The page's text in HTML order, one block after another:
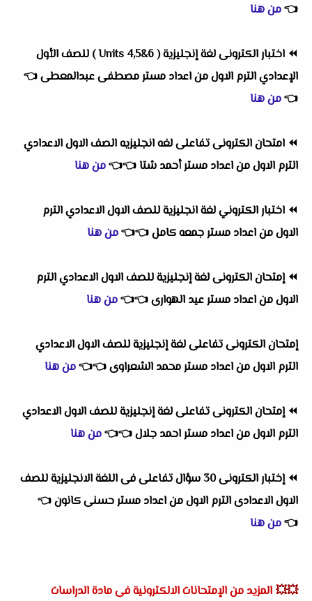
👈من هنا
⏪
اختبار الكترونى لغة إنجليزية ( Units 4,5&6 ) للصف الأول
الإعدادي الترم الاولمن اعداد مستر مصطفى عبدالمعطى👈
👈من هنا
⏪ امتحان الكترونى تفاعلى لغه انجليزيه الصف الاول الاعدادي
الترم الاولمن اعداد مستر أحمد شتا👈
👈من هنا
⏪ اختبار الكتروني لغة انجليزية للصف الاول الاعدادي الترم
الاولمن اعداد مستر جمعه كامل👈
👈من هنا
⏪إمتحان الكترونى لغة إنجليزية للصف الاول الاعدادي الترم
الاولمن اعداد مستر عيد الهوارى👈
👈من هنا
إمتحان الكترونى تفاعلى لغة إنجليزية للصف الاول الاعدادي
الترم الاولمن اعداد مستر محمد الشعراوى👈
👈من هنا
⏪إمتحان الكترونى تفاعلى لغة إنجليزية للصف الاول الاعدادي
الترم الاولمن اعداد مستر احمد جلال👈
👈من هنا
⏪
إختبار الكترونى 30 سؤال تفاعلى فى اللغة الانجليزية للصف
الاول الاعدادى الترم الاولمن اعداد مستر حسنى كانون👈
👈من هنا
💥💥 المزيد من الإمتحانات الالكترونية فى مادة الدراسات